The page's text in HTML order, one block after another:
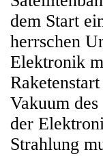
dem Start
herrschen
Elektronik
Vakuum
der
Strahlung